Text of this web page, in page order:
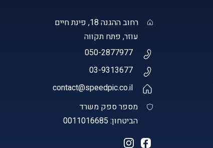
רחוב ההגנה 18, פינת חיים
עוזר, פתח תקווה
050-2877977
03-9313677
contact@speedpic.co.il
מספר ספק משרד
הביטחון: 0011016685